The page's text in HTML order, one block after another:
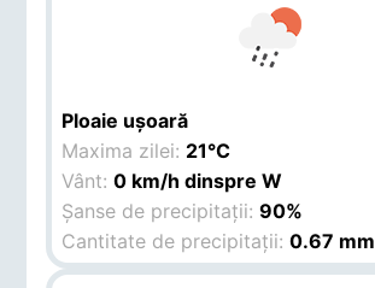
Ploaie ușoară
Maxima zilei: 21°C
Vânt:0 km/h dinspre W
Șanse de precipitații:90%
Cantitate de precipitații:0.67 mm